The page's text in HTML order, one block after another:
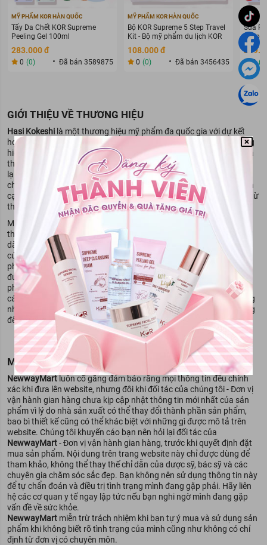
MỸ PHẨM KOR HÀN QUỐC
Tẩy Da Chết KOR Supreme
Peeling Gel 100ml
283.000 đ
0 (0) Đã bán 3589875
MỸ PHẨM KOR HÀN QUỐC
Bộ KOR Supreme 5 Step Travel
Kit - Bộ mỹ phẩm du lịch KOR
108.000 đ
0 (0) Đã bán 3456435
MỸ
Sữa
Deep
0 (0)
GIỚI THIỆU VỀ THƯƠNG HIỆU
Hasi Kokeshi là một thương hiệu mỹ phẩm đa quốc gia với dự kết
hợp của các nước Nhật Bản, Hàn Quốc, Thái Lan. Tuy nhiên thương
hiệu ra đời dựa trên phong cách Nhật, chính vì thế bao bì và tên của
thương hiệu thiên hướng kiểu Nhật Bản nhiều hơn hai quốc gia còn
lại. Thương hiệu chuyên sản xuất các sản phẩm chăm sóc cơ thể,
chăm sóc tóc dành cho cả nam và nữ. Các sản phẩm của hãng bên
cạnh các chất cần thiết còn bổ sung thêm các tinh chất chiết xuất từ
thiên nhiên như hoa trà, kén tằm, lá neem,...
Một số sản phẩm nổi bật của thương hiệu
Hasi Kokeshi
tham khảo như: dầu gội dành cho nữ Hasi Kokeshi, dầu tắm gội
dành cho nam Hasi Kokeshi,... Trước khi mua sắm bạn nên nghiên
cứu trước các dòng sản phẩm của hãng, để từ đó tìm được sản
phẩm phù hợp với mình. Sản phẩm của thương hiệuHasi Kokeshi
được phân phối rộng khắp toàn quốc. Bạn có thể dễ dàng mua sản
phẩm ở các đơn vị đối tác chính hãng, cửa hàng chuyên cung cấp
các sản phẩm làm đẹp. Tuy nhiên với thị trường hàng giả ngày càng
nhiều, bạn cần tìm đến những cơ sở cung cấp sản phẩm chính hãng
để thêm phần an tâm khi sử dụng.
MIỄN TRỪ TRÁCH NGHIỆM
NewwayMartluôn cố gắng đảm bảo rằng mọi thông tin đều chính
xác khi đưa lên website, nhưng đôi khi đối tác của chúng tôi - Đơn vị
vận hành gian hàng chưa kịp cập nhật thông tin mới nhất của sản
phẩm vì lý do nhà sản xuất có thể thay đổi thành phần sản phẩm,
bao bì thiết kế cũng có thể khác biệt với những gì được mô tả trên
website. Chúng tôi khuyến cáo bạn nên hỏi lại đối tác của
NewwayMart- Đơn vị vận hành gian hàng, trước khi quyết định đặt
mua sản phẩm. Nội dung trên trang website này chỉ được dùng để
tham khảo, không thể thay thế chỉ dẫn của dược sỹ, bác sỹ và các
chuyên gia chăm sóc sắc đẹp. Bạn không nên sử dụng thông tin này
để tự chẩn đoán và điều trị tình trạng mình đang gặp phải. Hãy liên
hệ các cơ quan y tế ngay lập tức nếu bạn nghi ngờ mình đang gặp
vấn đề về sức khỏe.
NewwayMart miễn trừ trách nhiệm khi bạn tự ý mua và sử dụng sản
phẩm khi không biết rõ tình trạng của mình cũng như không có chỉ
định từ đơn vị có chuyên môn.